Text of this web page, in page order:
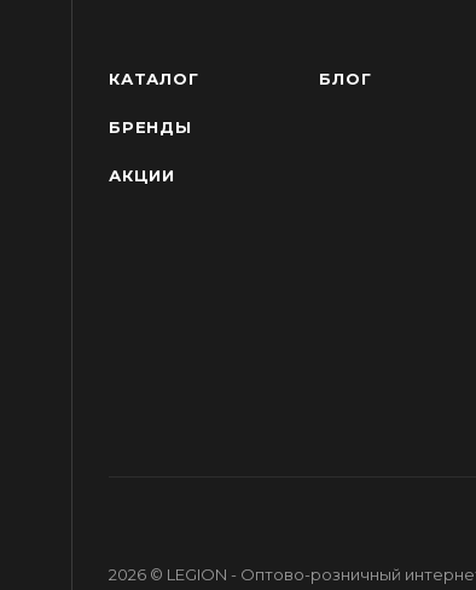
КАТАЛОГ
БРЕНДЫ
АКЦИИ
БЛОГ
2026 © LEGION - Оптово-розничный